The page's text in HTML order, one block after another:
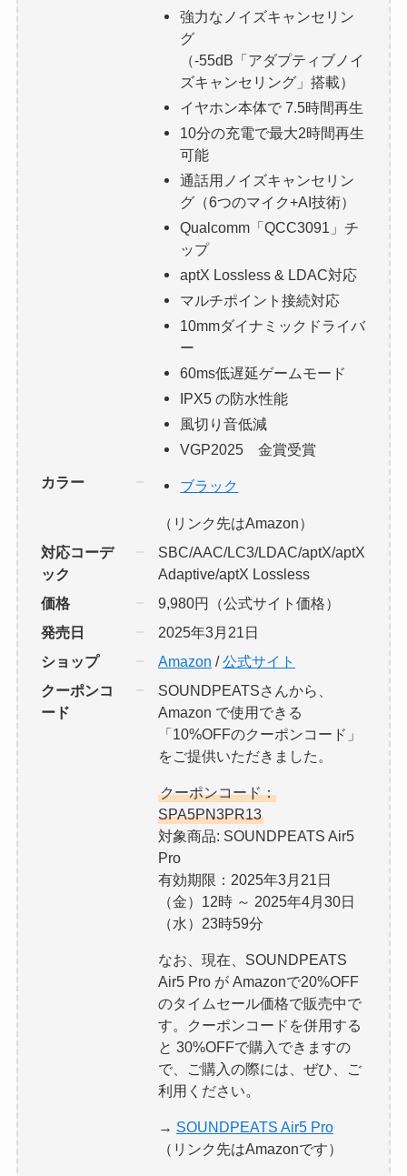
強力なノイズキャンセリン
グ
（-55dB「アダプティブノイ
ズキャンセリング」搭載）
イヤホン本体で 7.5時間再生
10分の充電で最大2時間再生
可能
通話用ノイズキャンセリン
グ（6つのマイク+AI技術）
Qualcomm「QCC3091」チ
ップ
aptX Lossless & LDAC対応
マルチポイント接続対応
10mmダイナミックドライバ
ー
60ms低遅延ゲームモード
IPX5 の防水性能
風切り音低減
VGP2025 金賞受賞
カラー ブラック
（リンク先はAmazon）
対応コーデ
ック
SBC/AAC/LC3/LDAC/aptX/aptX
Adaptive/aptX Lossless
価格
9,980円（公式サイト価格）
発売日
2025年3月21日
ショップ
Amazon /公式サイト
クーポンコ
ード
SOUNDPEATSさんから、
Amazon で使用できる
「10%OFFのクーポンコード」
をご提供いただきました。
クーポンコード：
SPA5PN3PR13
対象商品: SOUNDPEATS Air5
Pro
有効期限：2025年3月21日
（金）12時 ～ 2025年4月30日
（水）23時59分
なお、現在、SOUNDPEATS
Air5 Pro が Amazonで20%OFF
のタイムセール価格で販売中で
す。クーポンコードを併用する
と 30%OFFで購入できますの
で、ご購入の際には、ぜひ、ご
利用ください。
→ SOUNDPEATS Air5 Pro
（リンク先はAmazonです）